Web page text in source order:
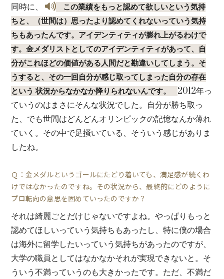
同時に、
この業績をもっと認めて欲しいという気持
ちと、（世間は）思ったより認めてくれないっていう気持
ちもあったんです。アイデンティティが膨れ上がるわけで
す。金メダリストとしてのアイデンティティがあって、自
分がこれほどの価値がある人間だと勘違いしてしまう。そ
うすると、その一回自分が感じ取ってしまった自分の存在
という 状況からなかなか降りられないんです。
2012年っ
ていうのはまさにそんな状況でした。自分が勝ち取っ
た、でも世間はどんどんオリンピックの記憶なんか薄れ
ていく。その中で足掻いている、そういう感じがありま
したね。
Ｑ：金メダルというゴールにたどり着いても、満足感が続くわ
けではなかったのですね。その状況から、最終的にどのように
プロ転向の意思を固めていったのですか？
それは綺麗ごとだけじゃないですよね。やっぱりもっと
認めてほしいっていう気持ちもあったし、特に僕の場合
は海外に留学したいっていう気持ちがあったのですが、
大学の職員としてはなかなかそれが実現できないと。そ
ういう不満っていうのも大きかったです。ただ、不満だ